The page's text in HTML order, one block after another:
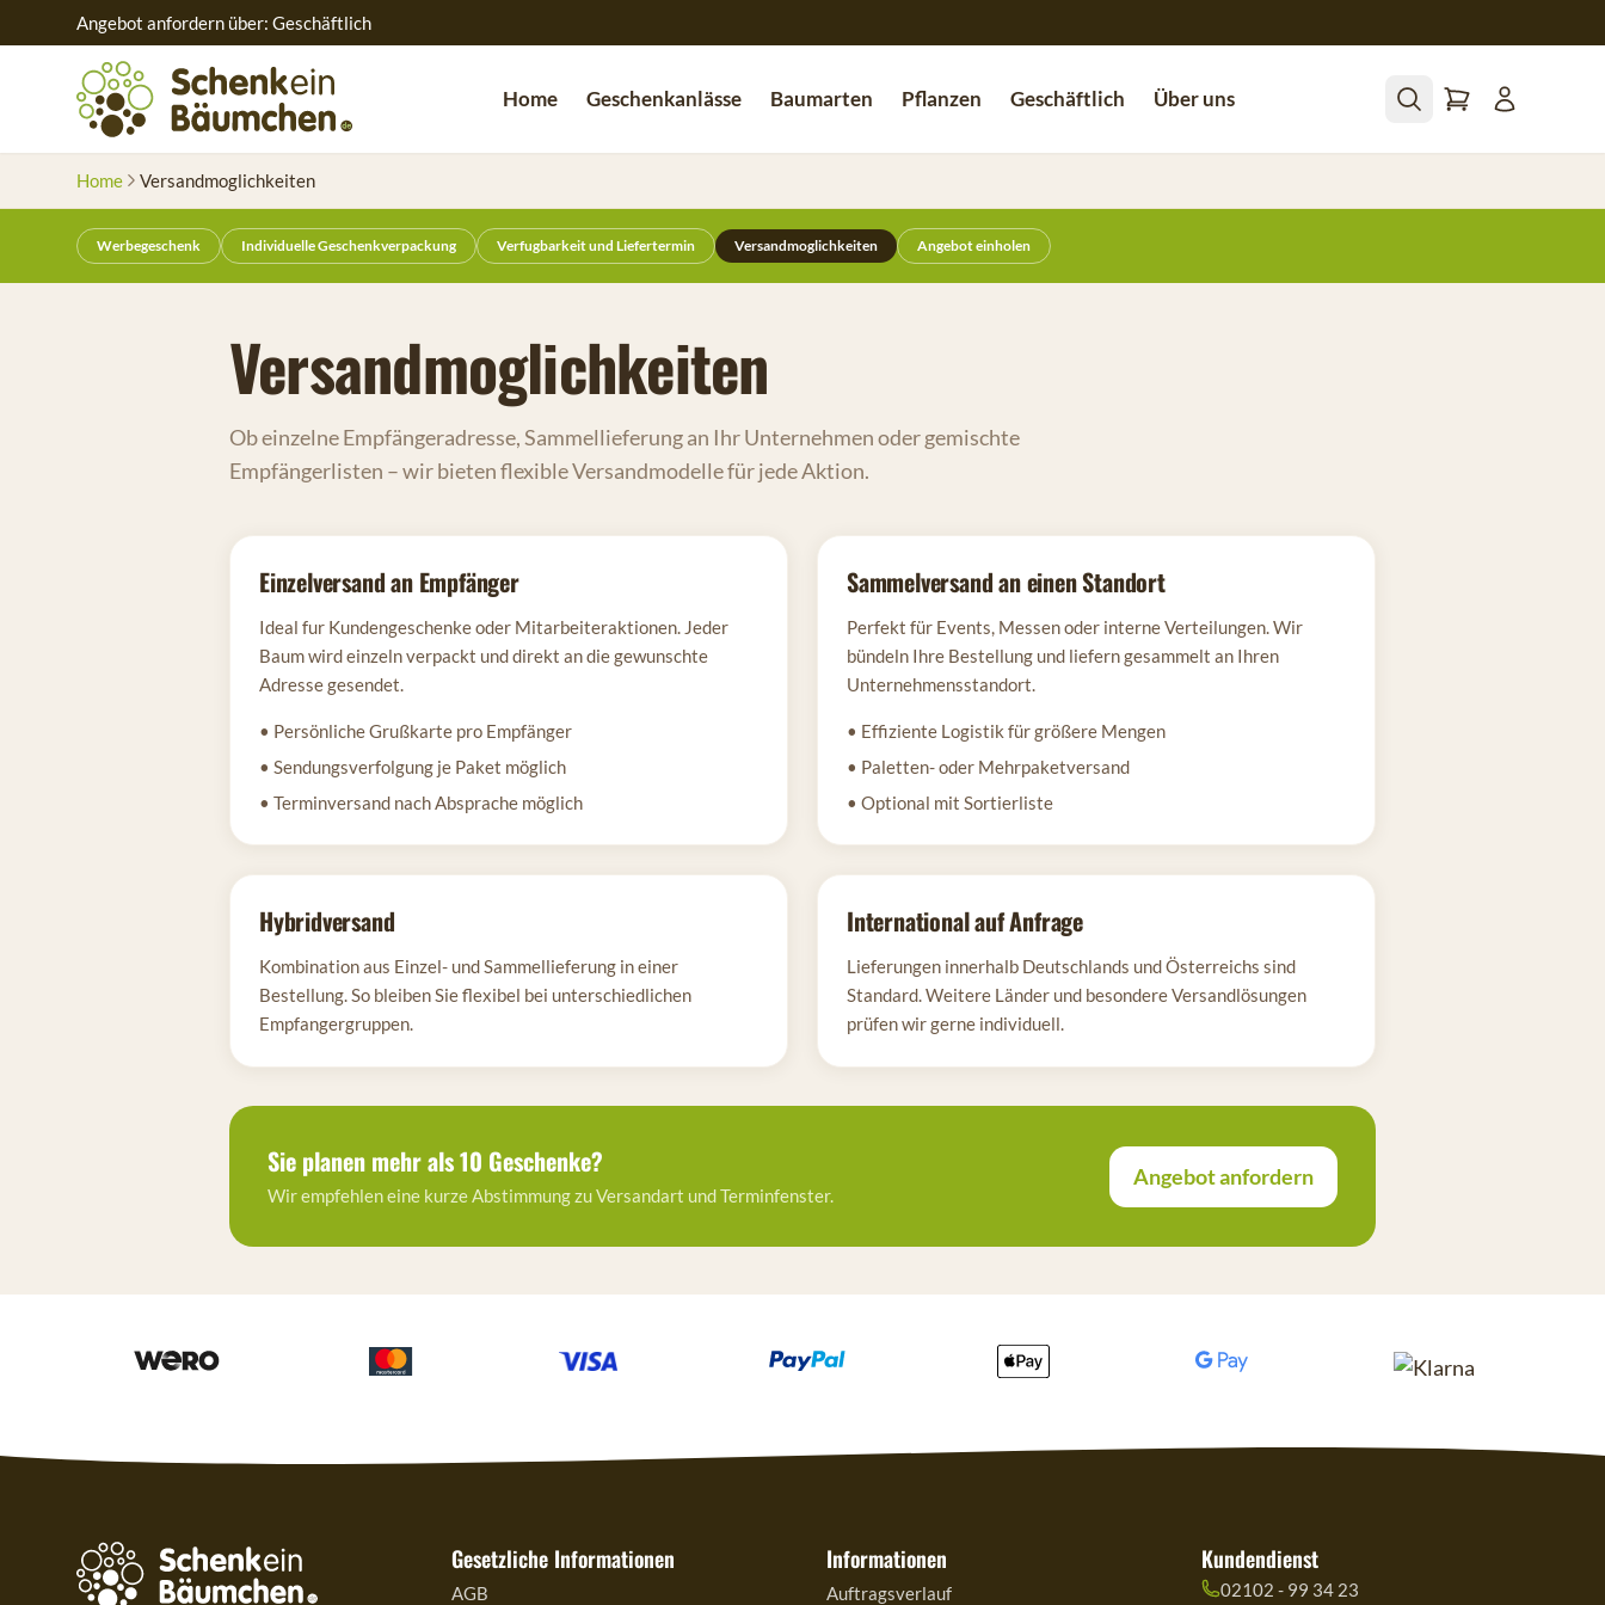
Angebot anfordern über: Geschäftlich
Home Geschenkanlässe Baumarten Pflanzen Geschäftlich Über uns
Home Versandmoglichkeiten
Werbegeschenk Individuelle Geschenkverpackung Verfugbarkeit und Liefertermin Versandmoglichkeiten Angebot einholen
Versandmoglichkeiten
Ob einzelne Empfängeradresse, Sammellieferung an Ihr Unternehmen oder gemischte
Empfängerlisten – wir bieten flexible Versandmodelle für jede Aktion.
Einzelversand an Empfänger
Ideal fur Kundengeschenke oder Mitarbeiteraktionen. Jeder
Baum wird einzeln verpackt und direkt an die gewunschte
Adresse gesendet.
• Persönliche Grußkarte pro Empfänger
• Sendungsverfolgung je Paket möglich
• Terminversand nach Absprache möglich
Sammelversand an einen Standort
Perfekt für Events, Messen oder interne Verteilungen. Wir
bündeln Ihre Bestellung und liefern gesammelt an Ihren
Unternehmensstandort.
• Effiziente Logistik für größere Mengen
• Paletten- oder Mehrpaketversand
• Optional mit Sortierliste
Hybridversand
Kombination aus Einzel- und Sammellieferung in einer
Bestellung. So bleiben Sie flexibel bei unterschiedlichen
Empfangergruppen.
International auf Anfrage
Lieferungen innerhalb Deutschlands und Österreichs sind
Standard. Weitere Länder und besondere Versandlösungen
prüfen wir gerne individuell.
Sie planen mehr als 10 Geschenke?
Wir empfehlen eine kurze Abstimmung zu Versandart und Terminfenster.
Angebot anfordern
Gesetzliche Informationen
AGB
Informationen
Auftragsverlauf
Kundendienst
02102 - 99 34 23